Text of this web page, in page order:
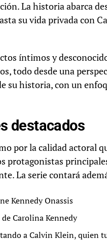
La historia abarca
su vida privada con
íntimos y
todo desde una
su historia, con un
destacados
por la calidad actoral
protagonistas
La serie contará
Kennedy Onassis
Carolina Kennedy
a Calvin Klein, quien